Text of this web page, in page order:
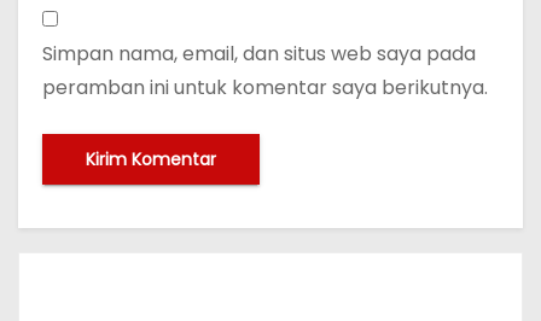
Simpan nama, email, dan situs web saya pada
peramban ini untuk komentar saya berikutnya.